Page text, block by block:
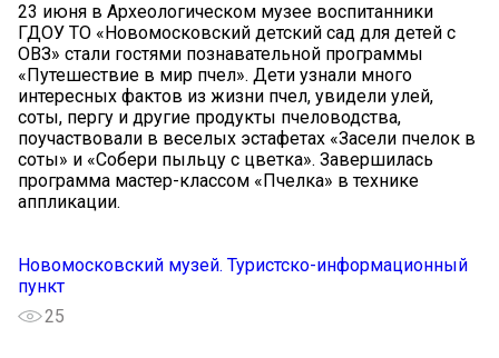
23 июня в Археологическом музее воспитанники
ГДОУ ТО «Новомосковский детский сад для детей с
ОВЗ» стали гостями познавательной программы
«Путешествие в мир пчел». Дети узнали много
интересных фактов из жизни пчел, увидели улей,
соты, пергу и другие продукты пчеловодства,
поучаствовали в веселых эстафетах «Засели пчелок в
соты» и «Собери пыльцу с цветка». Завершилась
программа мастер-классом «Пчелка» в технике
аппликации.
Новомосковский музей. Туристско-информационный
пункт
25